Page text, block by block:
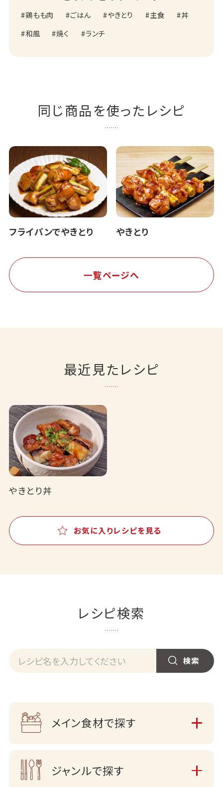
鶏もも肉 ごはん やきとり 主食
丼
和風
焼く ランチ
同じ商品を使ったレシピ
フライパンでやきとり やきとり
一覧ページへ
最近見たレシピ
やきとり丼
お気に入りレシピを見る
レシピ検索
メイン食材で探す
ジャンルで探す